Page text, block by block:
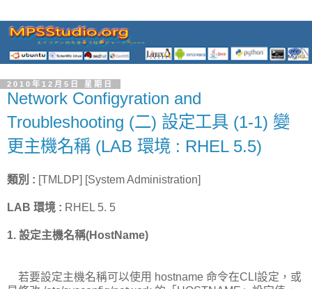
2010年12月5日 星期日
Network Configyration and
Troubleshooting (二) 設定工具 (1-1) 變
更主機名稱 (LAB 環境 : RHEL 5.5)
類別 : [TMLDP] [System Administration]
LAB 環境 : RHEL 5. 5
1. 設定主機名稱(HostName)
若要設定主機名稱可以使用 hostname 命令在CLI 設定，或